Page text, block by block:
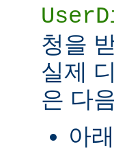
청을
실제
은 다
아